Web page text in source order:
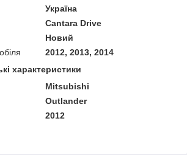
Україна
Cantara Drive
Новий
2012, 2013, 2014
характеристики
Mitsubishi
Outlander
2012